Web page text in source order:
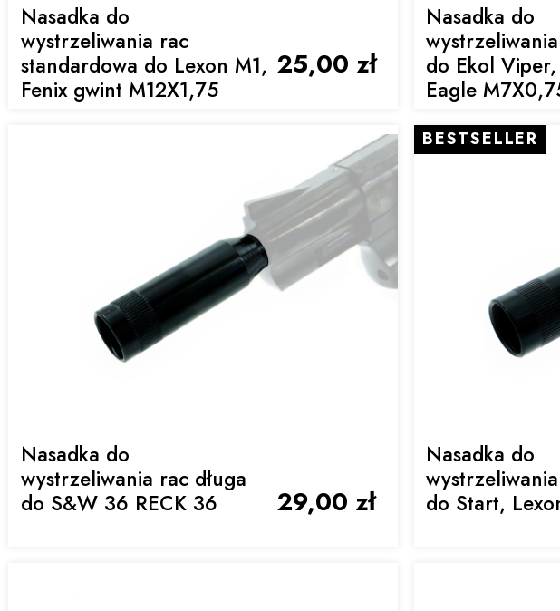
Nasadka do
wystrzeliwania rac
standardowa do Lexon M1,
Fenix gwint M12X1,75
25,00 zł
Nasadka do
do Ekol
Eagle
Nasadka do
wystrzeliwania rac długa
do S&W 36 RECK 36
29,00 zł
Nasadka do
do Start,
BESTSELLER